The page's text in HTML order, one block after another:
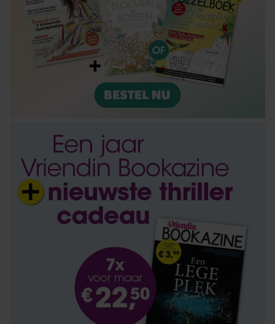
gaat akkoord met onze cookies als u onze website blijft
gebruiken.